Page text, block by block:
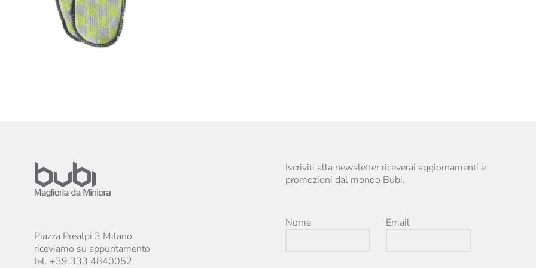
Piazza Prealpi 3 Milano
riceviamo su appuntamento
tel. +39.333.4840052
Iscriviti alla newsletter riceverai aggiornamenti e
promozioni dal mondo Bubi.
Nome Email